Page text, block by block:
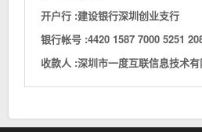
开户行 :建设银行深圳创业支行
银行帐号 :4420 1587 7000 5251
收款人 :深圳市一度互联信息技术有